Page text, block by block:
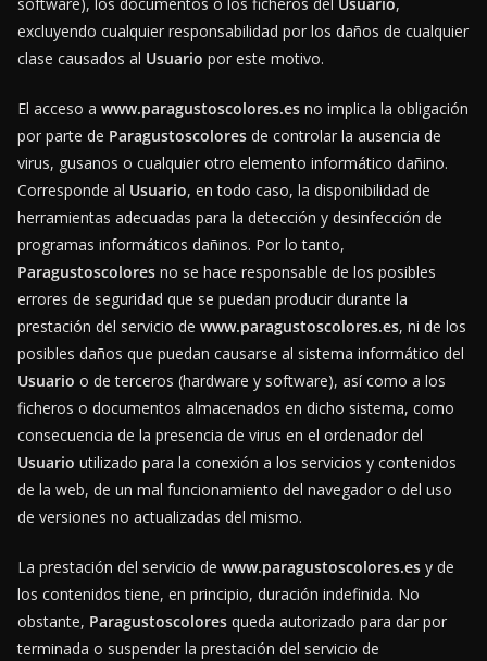
excluyendo cualquier responsabilidad por los daños de cualquier
clase causados al Usuario por este motivo.
El acceso a www.paragustoscolores.es no implica la obligación
por parte de Paragustoscolores de controlar la ausencia de
virus, gusanos o cualquier otro elemento informático dañino.
Corresponde al Usuario, en todo caso, la disponibilidad de
herramientas adecuadas para la detección y desinfección de
programas informáticos dañinos. Por lo tanto,
Paragustoscolores no se hace responsable de los posibles
errores de seguridad que se puedan producir durante la
prestación del servicio de www.paragustoscolores.es, ni de los
posibles daños que puedan causarse al sistema informático del
Usuario o de terceros (hardware y software), así como a los
ficheros o documentos almacenados en dicho sistema, como
consecuencia de la presencia de virus en el ordenador del
Usuario utilizado para la conexión a los servicios y contenidos
de la web, de un mal funcionamiento del navegador o del uso
de versiones no actualizadas del mismo.
La prestación del servicio de www.paragustoscolores.es y de
los contenidos tiene, en principio, duración indefinida. No
obstante, Paragustoscolores queda autorizado para dar por
terminada o suspender la prestación del servicio de